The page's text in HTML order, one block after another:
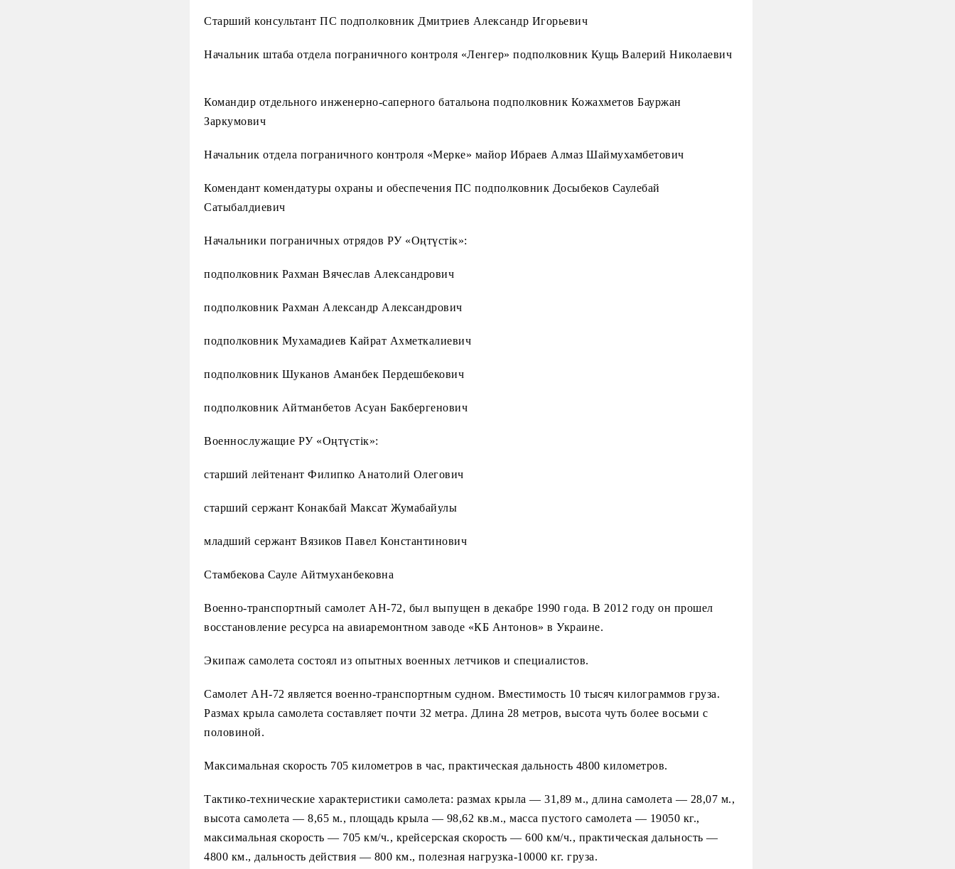
Старший консультант ПС подполковник Дмитриев Александр Игорьевич
Начальник штаба отдела пограничного контроля «Ленгер» подполковник Кущь Валерий Николаевич
Командир отдельного инженерно-саперного батальона подполковник Кожахметов Бауржан
Заркумович
Начальник отдела пограничного контроля «Мерке» майор Ибраев Алмаз Шаймухамбетович
Комендант комендатуры охраны и обеспечения ПС подполковник Досыбеков Саулебай
Сатыбалдиевич
Начальники пограничных отрядов РУ «Оңтүстік»:
подполковник Рахман Вячеслав Александрович
подполковник Рахман Александр Александрович
подполковник Мухамадиев Кайрат Ахметкалиевич
подполковник Шуканов Аманбек Пердешбекович
подполковник Айтманбетов Асуан Бакбергенович
Военнослужащие РУ «Оңтүстік»:
старший лейтенант Филипко Анатолий Олегович
старший сержант Конакбай Максат Жумабайулы
младший сержант Вязиков Павел Константинович
Стамбекова Сауле Айтмуханбековна
Военно-транспортный самолет АН-72, был выпущен в декабре 1990 года. В 2012 году он прошел
восстановление ресурса на авиаремонтном заводе «КБ Антонов» в Украине.
Экипаж самолета состоял из опытных военных летчиков и специалистов.
Самолет АН-72 является военно-транспортным судном. Вместимость 10 тысяч килограммов груза.
Размах крыла самолета составляет почти 32 метра. Длина 28 метров, высота чуть более восьми с
половиной.
Максимальная скорость 705 километров в час, практическая дальность 4800 километров.
Тактико-технические характеристики самолета: размах крыла — 31,89 м., длина самолета — 28,07 м.,
высота самолета — 8,65 м., площадь крыла — 98,62 кв.м., масса пустого самолета — 19050 кг.,
максимальная скорость — 705 км/ч., крейсерская скорость — 600 км/ч., практическая дальность —
4800 км., дальность действия — 800 км., полезная нагрузка-10000 кг. груза.